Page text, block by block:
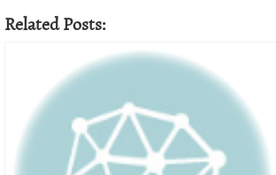
Related Posts: